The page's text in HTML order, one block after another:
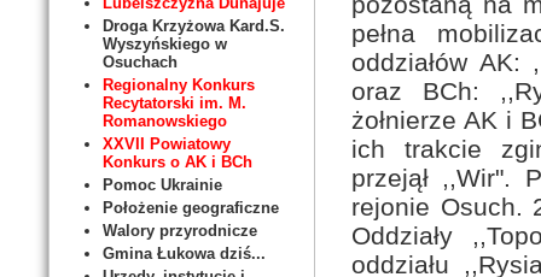
Droga Krzyżowa Kard.S.
Wyszyńskiego w
Osuchach
Regionalny Konkurs
Recytatorski im. M.
Romanowskiego
XXVII Powiatowy
Konkurs o AK i BCh
Pomoc Ukrainie
Położenie geograficzne
Walory przyrodnicze
Gmina Łukowa dziś...
pełna
oddziałów AK:
oraz BCh:
żołnierze AK i
ich trakcie
przejął ,,Wir".
rejonie Osuch.
Oddziały
oddziału